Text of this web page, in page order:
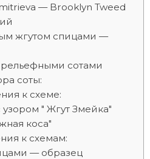
— Brooklyn Tweed
жгутом спицами —
сотами
соты:
к схеме:
" Жгут Змейка"
коса"
к схемам:
— образец